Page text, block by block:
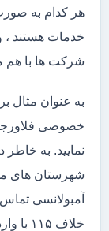
هر کدام به
خدمات هستند ،
شرکت ها با هم
به عنوان مثال
خصوصی
نمایید. به خاطر
شهرستان های
آمبولانسی
خلاف